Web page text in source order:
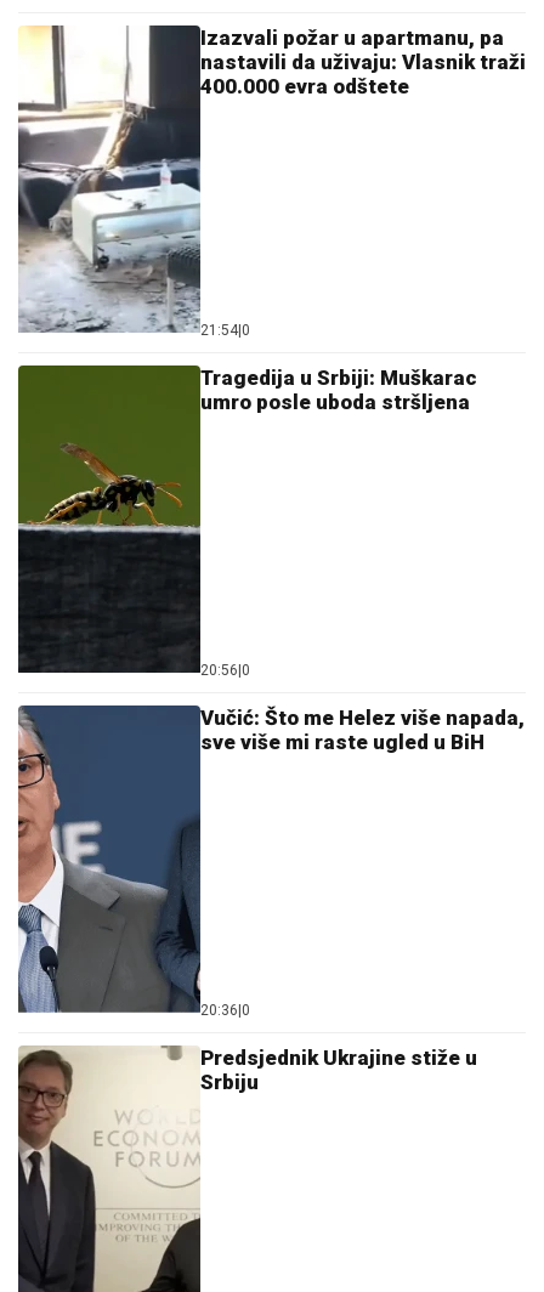
Izazvali požar u apartmanu, pa
nastavili da uživaju: Vlasnik traži
400.000 evra odštete
21:54 0
Tragedija u Srbiji: Muškarac
umro posle uboda stršljena
20:56 0
Vučić: Što me Helez više napada,
sve više mi raste ugled u BiH
20:36 0
Predsjednik Ukrajine stiže u
Srbiju